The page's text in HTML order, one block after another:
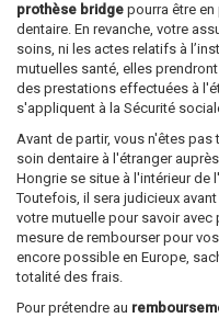
prothèse bridge pourra être
dentaire. En revanche, votre
soins, ni les actes relatifs à
mutuelles santé, elles
des prestations effectuées à
s'appliquent à la Sécurité
Avant de partir, vous n'êtes
soin dentaire à l'étranger
Hongrie se situe à l'intérieur
Toutefois, il sera judicieux
votre mutuelle pour savoir
mesure de rembourser pour
encore possible en Europe,
totalité des frais.
Pour prétendre au